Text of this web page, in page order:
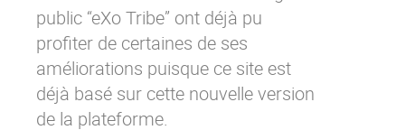
public “eXo Tribe” ont déjà pu
profiter de certaines de ses
améliorations puisque ce site est
déjà basé sur cette nouvelle version
de la plateforme.